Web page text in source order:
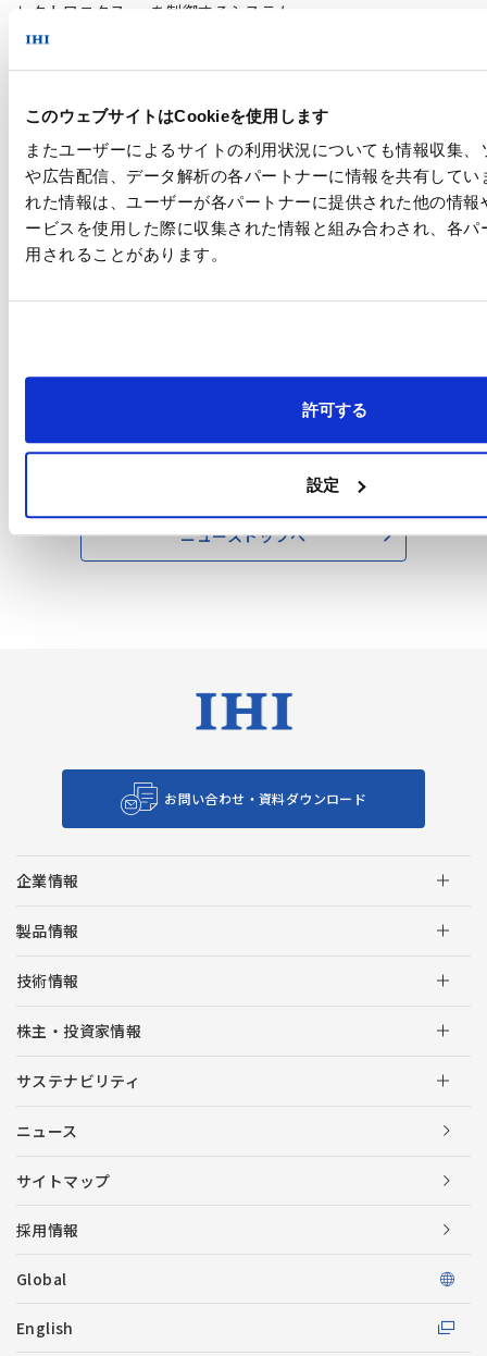
このウェブサイトはCookieを使用します
またユーザーによるサイトの利用状況についても情報収集
や広告配信、データ解析の各パートナーに情報を共有してい
れた情報は、ユーザーが各パートナーに提供された他の情報
ービスを使用した際に収集された情報と組み合わされ、各パ
用されることがあります。
許可する
設定
レクトロニクス
を制御するシステム。
(*3) ヒートシ
ンク
れる金属板に空気をあてることで排熱する部
気上流から下流にかけて空気温度が上昇する
ため，排熱性能が不均一になること，およ
び，面積が狭い場合に，フィンの高密度化が
必要となる一方で，空気抵抗が増大し，排熱
効率が低下することが課題でした。
～CO2削減に向け，航空機システム全体のエネルギーマネジメ
https://www.ihi.co.jp/all_news/2019/
ニューストップへ
お問い合わせ・資料ダウンロード
企業情報
製品情報
技術情報
株主・投資家情報
サステナビリティ
ニュース
サイトマップ
採用情報
Global
English